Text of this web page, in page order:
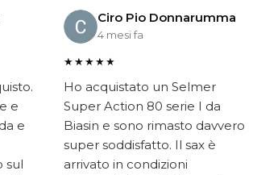
e
e
sul
Ciro Pio Donnarumma
4 mesi fa
★★★★★
Ho acquistato un Selmer
Super Action 80 serie I da
Biasin e sono rimasto davvero
super soddisfatto. Il sax è
arrivato in condizioni